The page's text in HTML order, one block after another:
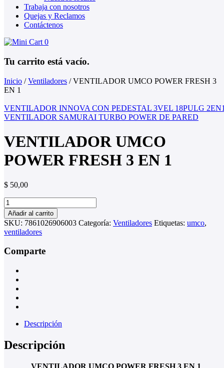
Trabaja con nosotros
Quejas y Reclamos
Contáctenos
0
Tu carrito está vacío.
Inicio / Ventiladores /VENTILADOR UMCO POWER FRESH 3
EN 1
VENTILADOR INNOVA CON PEDESTAL 3VEL 18PULG
VENTILADOR SAMURAI TURBO POWER DE PARED
VENTILADOR UMCO
POWER FRESH 3 EN 1
$ 50,00
VENTILADOR
UMCO
POWER
FRESH
3
EN
1
Añadir al carrito
SKU: 7861026906003 Categoría: Ventiladores Etiquetas: umco,
ventiladores
Comparte
Descripción
Descripción
VENTILADOR UMCO POWER FRESH 3 EN 1